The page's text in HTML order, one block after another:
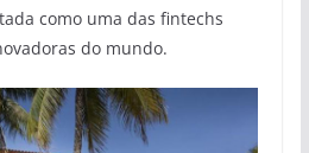
como uma das fintechs
do mundo.